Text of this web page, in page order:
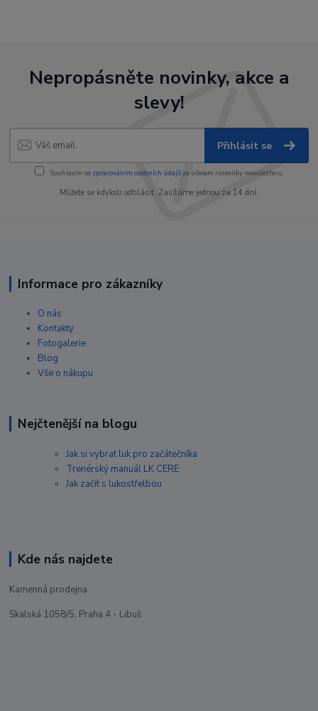
Nepropásněte novinky, akce a
slevy!
Přihlásit se
Souhlasím se zpracováním osobních údajůza účelem rozesílky newsletteru.
Můžete se kdykoli odhlásit. Zasíláme jednou za 14 dní.
Informace pro zákazníky
O nás
Kontakty
Fotogalerie
Blog
Vše o nákupu
Nejčtenější na blogu
Jak si vybrat luk pro začátečníka
Trenérský manuál LK CERE
Jak začít s lukostřelbou
Kde nás najdete
Kamenná prodejna
Skalská 1058/5, Praha 4 - Libuš